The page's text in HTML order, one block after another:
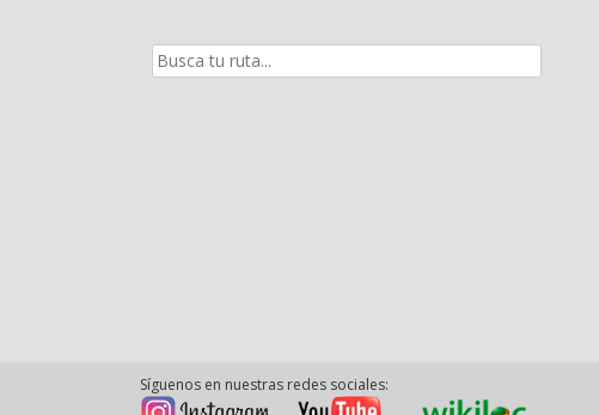
Resultados
Síguenos en nuestras redes sociales: